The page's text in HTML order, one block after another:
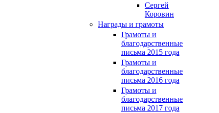
Сергей
Коровин
Награды и грамоты
Грамоты и
благодарственные
письма 2015 года
Грамоты и
благодарственные
письма 2016 года
Грамоты и
благодарственные
письма 2017 года